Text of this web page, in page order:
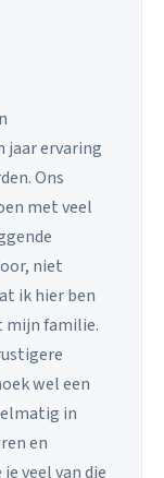
jaar ervaring
Ons
met veel
niet
ik hier ben
mijn familie.
wel een
in
en
veel van die